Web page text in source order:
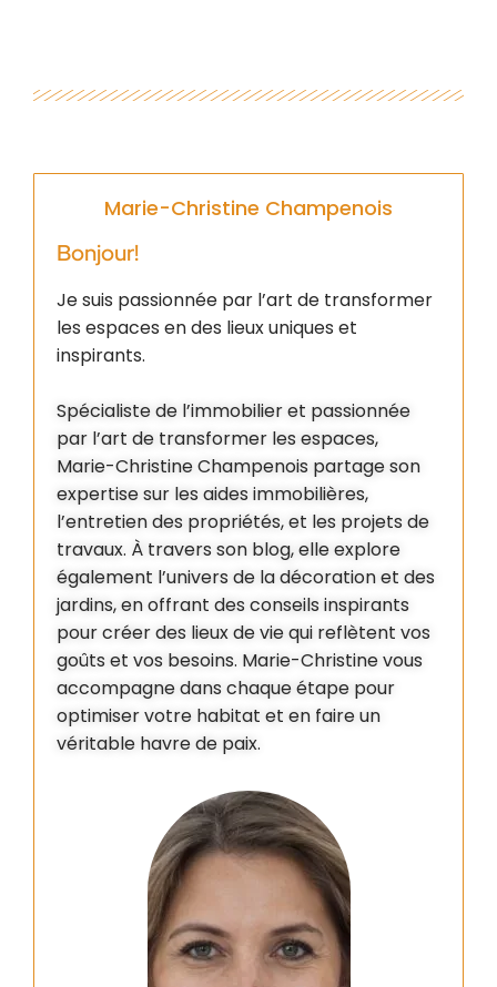
Marie-Christine Champenois
Bonjour!
Je suis passionnée par l’art de transformer
les espaces en des lieux uniques et
inspirants.
Spécialiste de l’immobilier et passionnée
par l’art de transformer les espaces,
Marie-Christine Champenois partage son
expertise sur les aides immobilières,
l’entretien des propriétés, et les projets de
travaux. À travers son blog, elle explore
également l’univers de la décoration et des
jardins, en offrant des conseils inspirants
pour créer des lieux de vie qui reflètent vos
goûts et vos besoins. Marie-Christine vous
accompagne dans chaque étape pour
optimiser votre habitat et en faire un
véritable havre de paix.